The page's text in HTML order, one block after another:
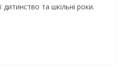
дитинство та шкільні роки.